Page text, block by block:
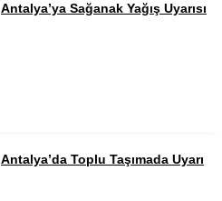
Antalya’ya Sağanak Yağış Uyarısı
Antalya’da Toplu Taşımada Uyarı